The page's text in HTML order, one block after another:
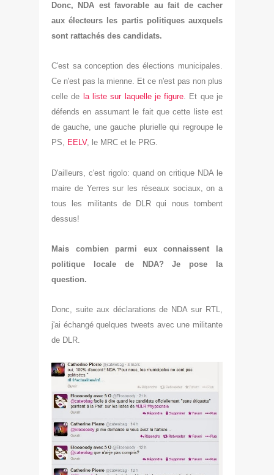
Donc, NDA est favorable au fait de cacher
aux électeurs les partis politiques auxquels
sont rattachés des candidats.
C'est sa conception des élections municipales.
Ce n'est pas la mienne. Et ce n'est pas non plus
celle de la liste sur laquelle je figure . Et que je
défends en assumant le fait que cette liste est
de gauche, une gauche plurielle qui regroupe le
PS,
EELV, le MRC et le PRG.
D'ailleurs, c'est rigolo: quand on critique NDA le
maire de Yerres sur les réseaux sociaux, on a
tous les militants de DLR qui nous tombent
dessus!
Mais combien parmi eux connaissent la
politique locale de NDA? Je pose la
question.
Donc, suite aux déclarations de NDA sur RTL,
j'ai échangé quelques tweets avec une militante
de DLR.